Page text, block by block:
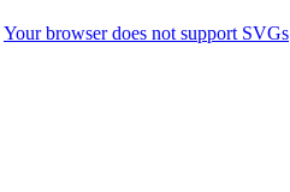
Your browser does not support SVGs